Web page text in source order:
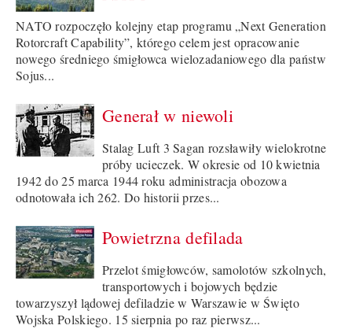
NATO rozpoczęło kolejny etap programu „Next Generation
Rotorcraft Capability”, którego celem jest opracowanie
nowego średniego śmigłowca wielozadaniowego dla państw
Sojus...
Generał w niewoli
Stalag Luft 3 Sagan rozsławiły wielokrotne
próby ucieczek. W okresie od 10 kwietnia
1942 do 25 marca 1944 roku administracja obozowa
odnotowała ich 262. Do historii przes...
Powietrzna defilada
Przelot śmigłowców, samolotów szkolnych,
transportowych i bojowych będzie
towarzyszył lądowej defiladzie w Warszawie w Święto
Wojska Polskiego. 15 sierpnia po raz pierwsz...